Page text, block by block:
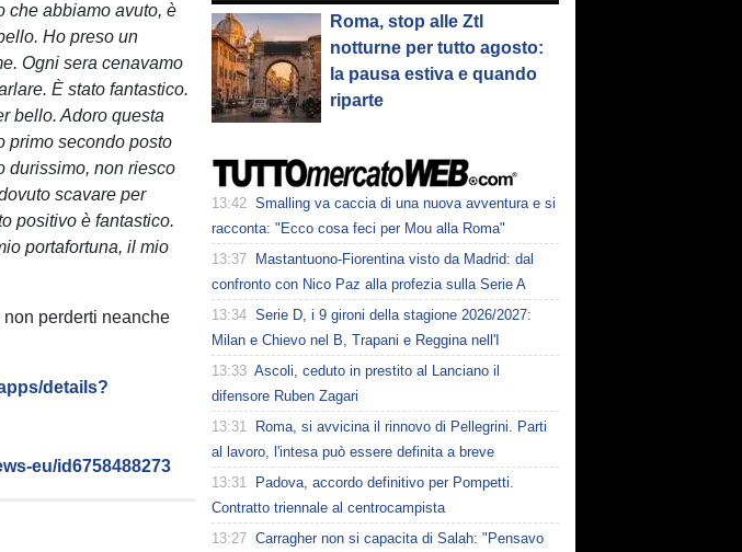
che abbiamo avuto, è
Ho preso un
Ogni sera cenavamo
È stato fantastico.
bello. Adoro questa
primo secondo posto
durissimo, non riesco
scavare per
positivo è fantastico.
portafortuna, il mio
perderti neanche
details?
eu/id6758488273
Roma, stop alle Ztl
notturne per tutto agosto:
la pausa estiva e quando
riparte
13:42 Smalling va caccia di una nuova avventura e si
racconta: "Ecco cosa feci per Mou alla Roma"
13:37
Mastantuono-Fiorentina visto da Madrid: dal
confronto con Nico Paz alla profezia sulla Serie A
13:34 Serie D, i 9 gironi della stagione 2026/2027:
Milan e Chievo nel B, Trapani e Reggina nell'I
13:33 Ascoli, ceduto in prestito al Lanciano il
difensore Ruben Zagari
13:31
Roma, si avvicina il rinnovo di Pellegrini. Parti
al lavoro, l'intesa può essere definita a breve
13:31
Padova, accordo definitivo per Pompetti.
Contratto triennale al centrocampista
13:27 Carragher non si capacita di Salah: "Pensavo